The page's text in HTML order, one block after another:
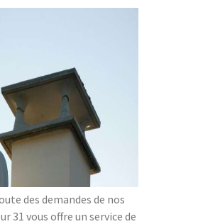
des demandes de nos
31 vous offre un service de